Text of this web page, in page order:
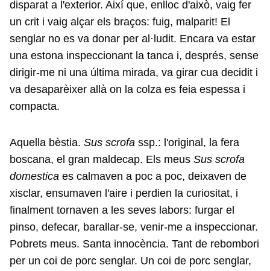
disparat a l'exterior. Així que, enlloc d'això, vaig fer
un crit i vaig alçar els braços: fuig, malparit! El
senglar no es va donar per al·ludit. Encara va estar
una estona inspeccionant la tanca i, després, sense
dirigir-me ni una última mirada, va girar cua decidit i
va desaparèixer allà on la colza es feia espessa i
compacta.
Aquella bèstia. Sus scrofa ssp.: l'original, la fera
boscana, el gran maldecap. Els meus Sus scrofa
domestica es calmaven a poc a poc, deixaven de
xisclar, ensumaven l'aire i perdien la curiositat, i
finalment tornaven a les seves labors: furgar el
pinso, defecar, barallar-se, venir-me a inspeccionar.
Pobrets meus. Santa innocència. Tant de rebombori
per un coi de porc senglar. Un coi de porc senglar,